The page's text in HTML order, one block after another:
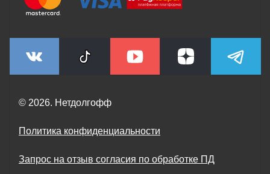
© 2026. Нетдолгофф
Политика конфиденциальности
Запрос на отзыв согласия по обработке ПД